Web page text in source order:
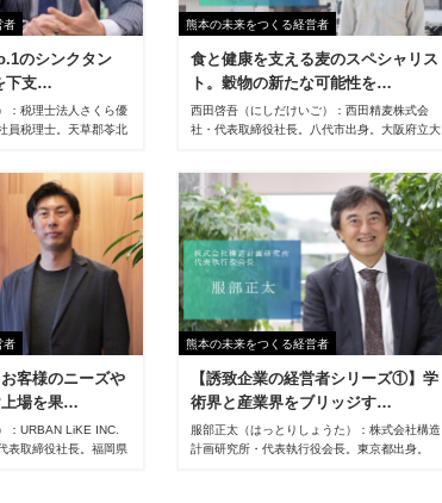
者
のシンクタン
下支…
：税理士法人さくら優
員税理士。天草郡苓北
野会計事務所開設。
務所（熊本市）と合
うわ）パートナーズを
年さくら優和パー
。2019年10月には熊
)に現在の新事務所を
熊本の未来をつくる経営者
食と健康を支える麦のスペシャリス
ト。穀物の新たな可能性を…
西田啓吾（にしだけいご）：西田精麦株式会
社・代表取締役社長。八代市出身。大阪府立大
コで勤務。2009年西田精麦へ入社し、2016年
に33歳の若さで4代目社長に就任。
者
客様のニーズや
上場を果…
：URBAN LiKE INC.
表取締役社長。福岡県
熊本の未来をつくる経営者
【誘致企業の経営者シリーズ①】学
術界と産業界をブリッジす…
服部正太（はっとりしょうた）：株式会社構造
計画研究所・代表執行役会長。東京都出身。